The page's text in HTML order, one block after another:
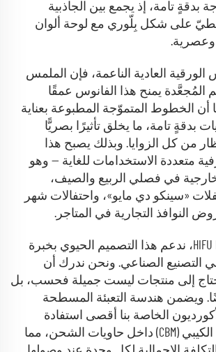
بدقةٍ تامة، إذ يجمع بين الجاذبية
الطيّ على شكل بِلّوري مع لوحة ألوان
الورقية العادية الناعمة، فإن الملمس
المُجعَّدة يمنح هذا الفانوس عمقًا
أن الخطوط المتموّجة المطبوعة بعناية
بدقةٍ تامة، ما يخلق تأثيرًا بصريًّا
من كل الزوايا. وبذلك يصبح هذا
متعددة الاستخدامات للغاية — وهو
في فصلي الربيع والصيف،
«سينكو دي مايو»، واحتفالات شهر
النوافذ التجارية في المتاجر.
🟠في شركة HIFU INT'L، ندعم هذا التصميم الحيوي بخبرة
23 عامًا في التصنيع الصناعي. ونحن ندرك أن
تحتاج إلى منتجات ليست جميلة فحسب، بل
ويضمن هندسة التعبئة المسطحة
الخاصة بنا أقصى استفادة
ممكنة من الحجم الكيبي (CBM) داخل حاويات الشحن، مما